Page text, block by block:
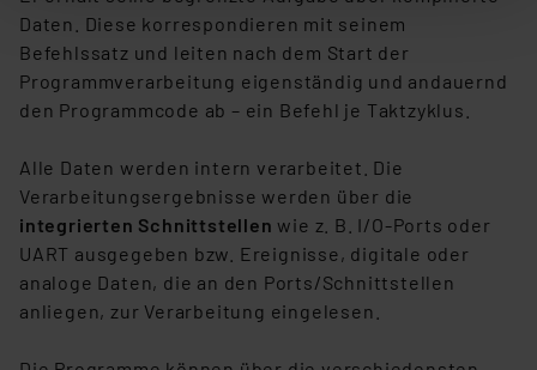
der anschließenden Weiterverarbeitung für die
nachfolgend dargestellten bzw. die von Ihnen
ausgewählten Verarbeitungszwecke (Art. 6 Abs.1a DSG-
VO) zu. Eine detaillierte Auflistung der einzelnen
den Button „Ablehnen oder Einstellungen“ abrufbar. Sie
können die Verwendung nicht notwendiger Cookies
ablehnen oder ihr ganz oder teilweise zustimmen. Ihre
erteilte Zustimmung können Sie jederzeit unter dem
Link „Cookie Einstellungen“ anpassen oder widerrufen.
Die Rechtmäßigkeit der Speicherung, Abrufung und
Analyse bis zum Zeitpunkt des Widerrufs bleibt hiervon
Daten. Diese korrespondieren mit seinem
Befehlssatz und leiten nach dem Start der
Programmverarbeitung eigenständig und andauernd
den Programmcode ab – ein Befehl je Taktzyklus.
Alle Daten werden intern verarbeitet. Die
Verarbeitungsergebnisse werden über die
integrierten Schnittstellen wie z. B. I/O-Ports oder
UART ausgegeben bzw. Ereignisse, digitale oder
analoge Daten, die an den Ports/Schnittstellen
anliegen, zur Verarbeitung eingelesen.